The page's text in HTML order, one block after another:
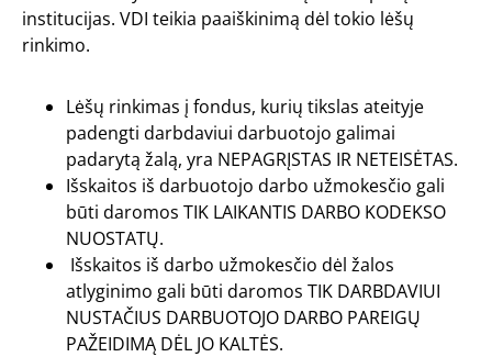
institucijas. VDI teikia paaiškinimą dėl tokio lėšų
rinkimo.
Lėšų rinkimas į fondus, kurių tikslas ateityje
padengti darbdaviui darbuotojo galimai
padarytą žalą, yra NEPAGRĮSTAS IR NETEISĖTAS.
Išskaitos iš darbuotojo darbo užmokesčio gali
būti daromos TIK LAIKANTIS DARBO KODEKSO
NUOSTATŲ.
Išskaitos iš darbo užmokesčio dėl žalos
atlyginimo gali būti daromos TIK DARBDAVIUI
NUSTAČIUS DARBUOTOJO DARBO PAREIGŲ
PAŽEIDIMĄ DĖL JO KALTĖS.